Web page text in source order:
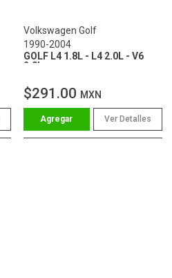
Volkswagen Golf
1990-2004
GOLF L4 1.8L - L4 2.0L - V6
2.8L
$291.00 MXN
Ver Detalles